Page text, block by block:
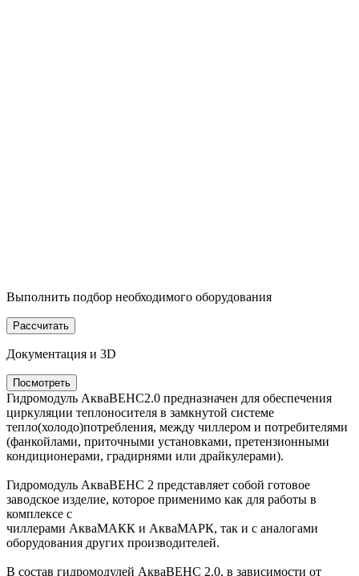
Выполнить подбор необходимого оборудования
Рассчитать
Документация и 3D
Посмотреть
Гидромодуль АкваВЕНС2.0 предназначен для обеспечения
циркуляции теплоносителя в замкнутой системе
тепло(холодо)потребления, между чиллером и потребителями
(фанкойлами, приточными установками, претензионными
кондиционерами, градирнями или драйкулерами).
Гидромодуль АкваВЕНС 2 представляет собой готовое
заводское изделие, которое применимо как для работы в
комплексе с
чиллерами АкваМАКК и АкваМАРК, так и с аналогами
оборудования других производителей.
В состав гидромодулей АкваВЕНС 2.0, в зависимости от